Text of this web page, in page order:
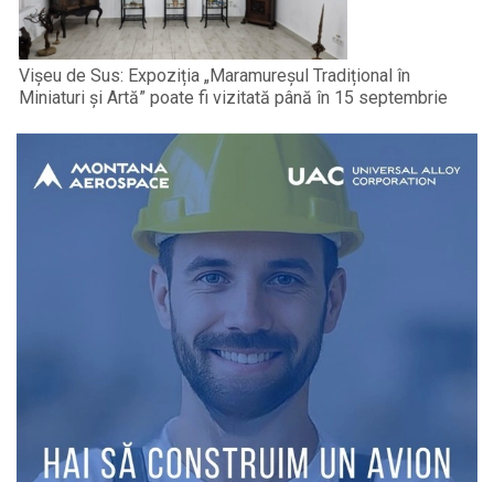
Vișeu de Sus: Expoziția „Maramureșul Tradițional în
Miniaturi și Artă” poate fi vizitată până în 15 septembrie